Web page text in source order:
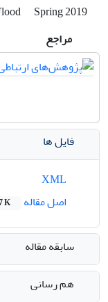
Spring 2019
مراجع
فایل ها
اصل مقاله
K
سابقه مقاله
هم رسانی